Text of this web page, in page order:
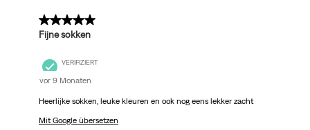
5 von 5 Sternen.
Fijne sokken
VERIFIZIERT
vor 9 Monaten
Heerlijke sokken, leuke kleuren en ook nog eens lekker zacht
Mit Google übersetzen